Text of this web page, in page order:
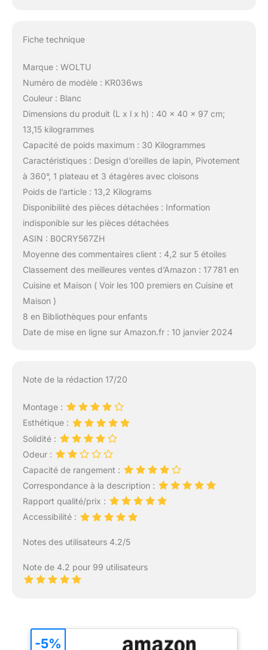
Fiche technique
Marque : WOLTU
Numéro de modèle : KR036ws
Couleur : Blanc
Dimensions du produit (L x l x h) : 40 x 40 x 97 cm;
13,15 kilogrammes
Capacité de poids maximum : 30 Kilogrammes
Caractéristiques : Design d’oreilles de lapin, Pivotement
à 360°, 1 plateau et 3 étagères avec cloisons
Poids de l’article : 13,2 Kilograms
Disponibilité des pièces détachées : Information
indisponible sur les pièces détachées
ASIN : B0CRY567ZH
Moyenne des commentaires client : 4,2 sur 5 étoiles
Classement des meilleures ventes d’Amazon : 17 781 en
Cuisine et Maison ( Voir les 100 premiers en Cuisine et
Maison )
8 en Bibliothèques pour enfants
Date de mise en ligne sur Amazon.fr : 10 janvier 2024
Note de la rédaction 17/20
Montage :
Esthétique :
Solidité :
Odeur :
Capacité de rangement :
Correspondance à la description :
Rapport qualité/prix :
Accessibilité :
Notes des utilisateurs 4.2/5
Note de 4.2 pour 99 utilisateurs
-5%